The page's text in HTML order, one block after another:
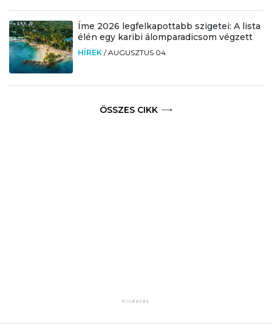
Íme 2026 legfelkapottabb szigetei: A lista
élén egy karibi álomparadicsom végzett
HÍREK /AUGUSZTUS 04.
ÖSSZES CIKK